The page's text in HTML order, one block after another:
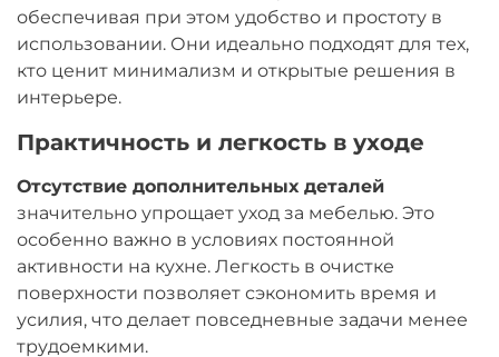
обеспечивая при этом удобство и простоту в
использовании. Они идеально подходят для тех,
кто ценит минимализм и открытые решения в
интерьере.
Практичность и легкость в уходе
Отсутствие дополнительных деталей
значительно упрощает уход за мебелью. Это
особенно важно в условиях постоянной
активности на кухне. Легкость в очистке
поверхности позволяет сэкономить время и
усилия, что делает повседневные задачи менее
трудоемкими.